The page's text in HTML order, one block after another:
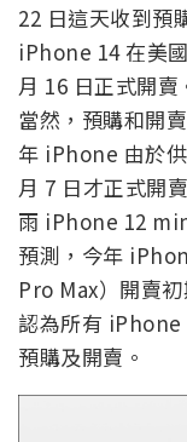
22 日這天收到預
iPhone 14 在美
月 16 日正式開賣
當然，預購和開
年 iPhone 由於
月 7 日才正式開
雨 iPhone 12
預測，今年
Pro Max）開賣
認為所有 iPhone
預購及開賣。